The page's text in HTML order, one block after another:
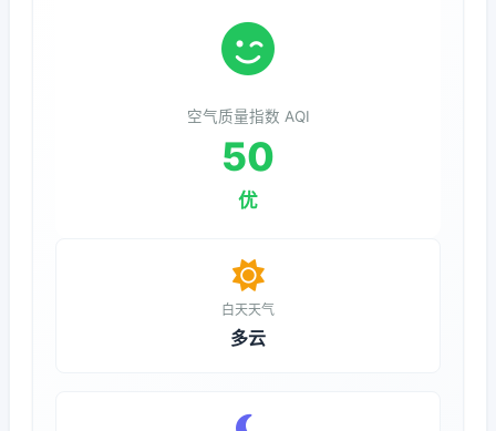
空气质量指数 AQI
50
优
白天天气
多云